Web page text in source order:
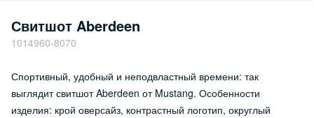
Свитшот Aberdeen
1014960-8070
Спортивный, удобный и неподвластный времени: так
выглядит свитшот Aberdeen от Mustang. Особенности
изделия: крой оверсайз, контрастный логотип, округлый